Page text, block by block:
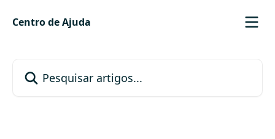
Centro de Ajuda